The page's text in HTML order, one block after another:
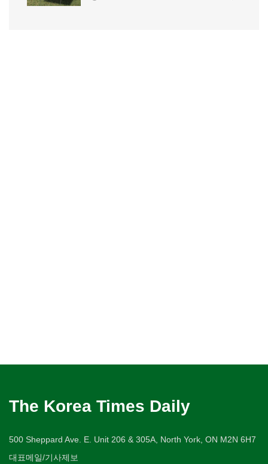
The Korea Times Daily
500 Sheppard Ave. E. Unit 206 & 305A, North York, ON M2N 6H7
대표메일/기사제보